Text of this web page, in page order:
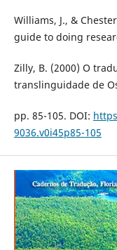
Williams, J., &
guide to doing
Zilly, B. (2000) O
translinguidade de
pp. 85-105. DOI:
9036.v0i45p85-105